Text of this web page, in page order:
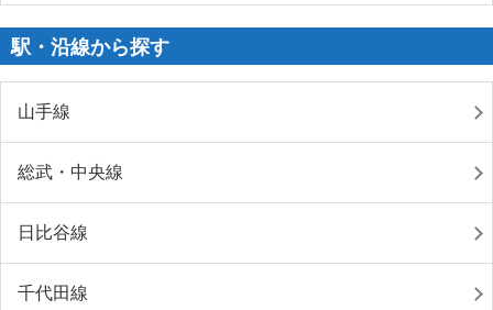
駅・沿線から探す
山手線
総武・中央線
日比谷線
千代田線